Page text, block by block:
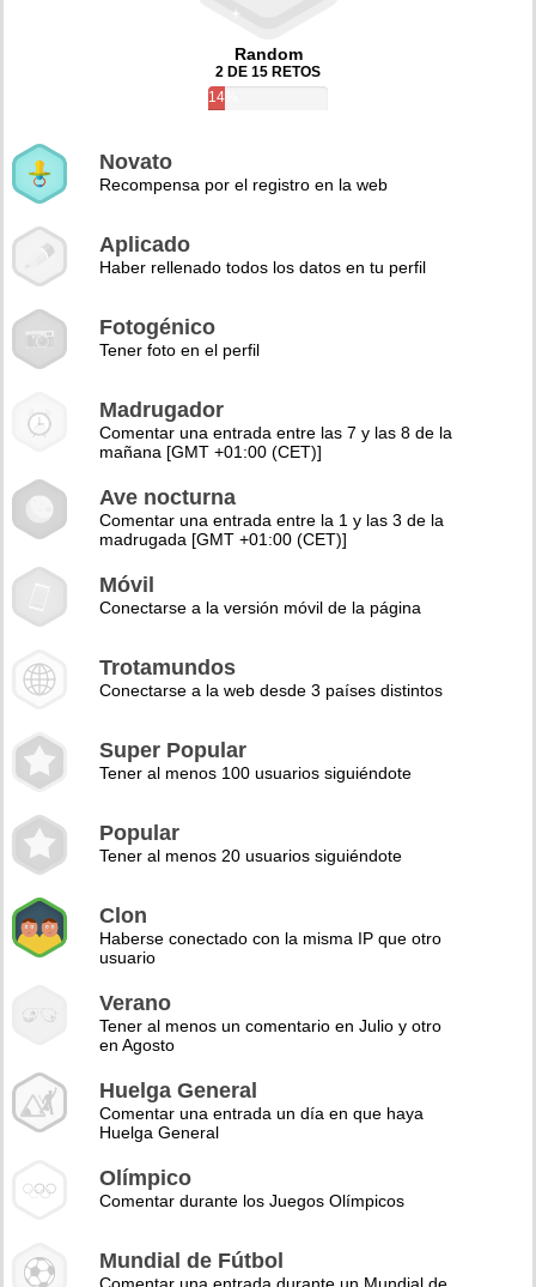
Random
2 DE 15 RETOS
14%
Novato
Recompensa por el registro en la web
Aplicado
Haber rellenado todos los datos en tu perfil
Fotogénico
Tener foto en el perfil
Madrugador
Comentar una entrada entre las 7 y las 8 de la
mañana [GMT +01:00 (CET)]
Ave nocturna
Comentar una entrada entre la 1 y las 3 de la
madrugada [GMT +01:00 (CET)]
Móvil
Conectarse a la versión móvil de la página
Trotamundos
Conectarse a la web desde 3 países distintos
Super Popular
Tener al menos 100 usuarios siguiéndote
Popular
Tener al menos 20 usuarios siguiéndote
Clon
Haberse conectado con la misma IP que otro
usuario
Verano
Tener al menos un comentario en Julio y otro
en Agosto
Huelga General
Comentar una entrada un día en que haya
Huelga General
Olímpico
Comentar durante los Juegos Olímpicos
Mundial de Fútbol